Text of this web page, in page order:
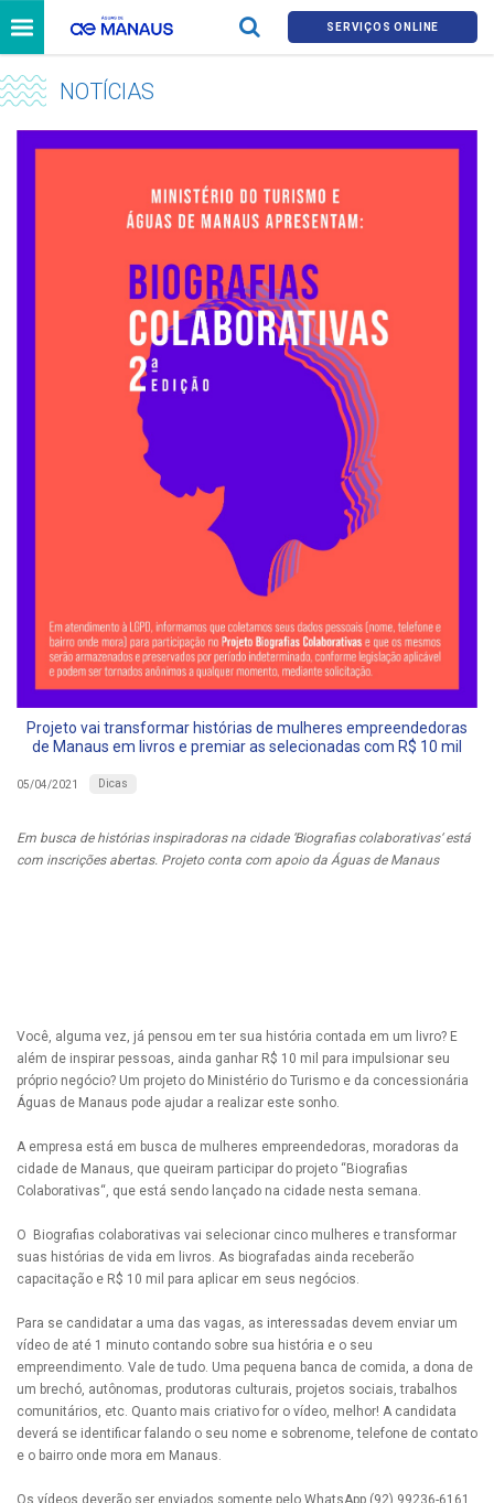
SERVIÇOS ONLINE
NOTÍCIAS
Projeto vai transformar histórias de mulheres empreendedoras
de Manaus em livros e premiar as selecionadas com R$ 10 mil
05/04/2021 Dicas
Em busca de histórias inspiradoras na cidade ‘ Biografias colaborativas‘ está
com inscrições abertas. Projeto conta com apoio da Águas de Manaus
Você, alguma vez, já pensou em ter sua história contada em um livro? E
além de inspirar pessoas, ainda ganhar R$ 10 mil para impulsionar seu
próprio negócio? Um projeto do Ministério do Turismo e da concessionária
Águas de Manaus pode ajudar a realizar este sonho.
A empresa está em busca de mulheres empreendedoras, moradoras da
cidade de Manaus, que queiram participar do projeto “Biografias
Colaborativas“, que está sendo lançado na cidade nesta semana.
O Biografias colaborativas vai selecionar cinco mulheres e transformar
suas histórias de vida em livros. As biografadas ainda receberão
capacitação e R$ 10 mil para aplicar em seus negócios.
Para se candidatar a uma das vagas, as interessadas devem enviar um
vídeo de até 1 minuto contando sobre sua história e o seu
empreendimento. Vale de tudo. Uma pequena banca de comida, a dona de
um brechó, autônomas, produtoras culturais, projetos sociais, trabalhos
comunitários, etc. Quanto mais criativo for o vídeo, melhor! A candidata
deverá se identificar falando o seu nome e sobrenome, telefone de contato
e o bairro onde mora em Manaus.
Os vídeos deverão ser enviados somente pelo WhatsApp (92) 99236-6161